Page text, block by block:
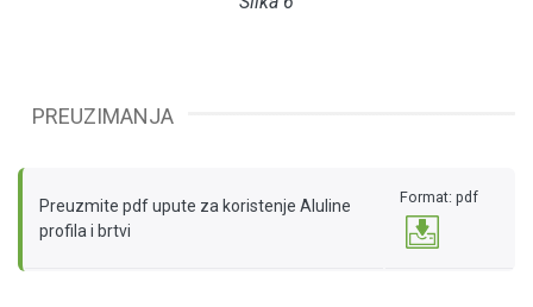
PREUZIMANJA
Preuzmite pdf upute za koristenje Aluline
profila i brtvi
Format: pdf